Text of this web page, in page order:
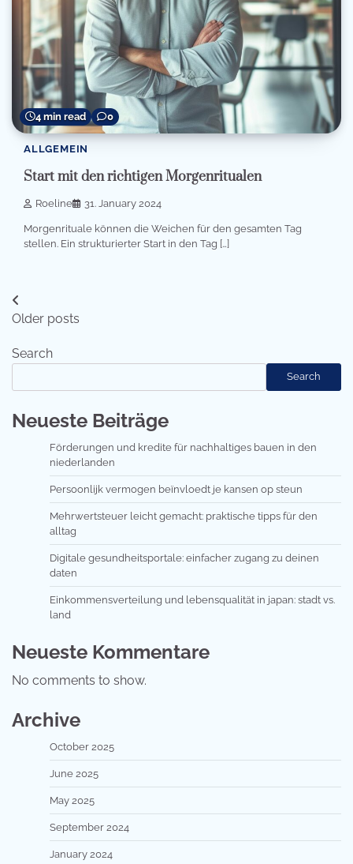
4 min read 0
ALLGEMEIN
Start mit den richtigen Morgenritualen
Roeline 31. January 2024
Morgenrituale können die Weichen für den gesamten Tag
stellen. Ein strukturierter Start in den Tag […]
Posts
navigation
Older posts
Search
Search
Neueste Beiträge
Förderungen und kredite für nachhaltiges bauen in den
niederlanden
Persoonlijk vermogen beïnvloedt je kansen op steun
Mehrwertsteuer leicht gemacht: praktische tipps für den
alltag
Digitale gesundheitsportale: einfacher zugang zu deinen
daten
Einkommensverteilung und lebensqualität in japan: stadt vs.
land
Neueste Kommentare
No comments to show.
Archive
October 2025
June 2025
May 2025
September 2024
January 2024